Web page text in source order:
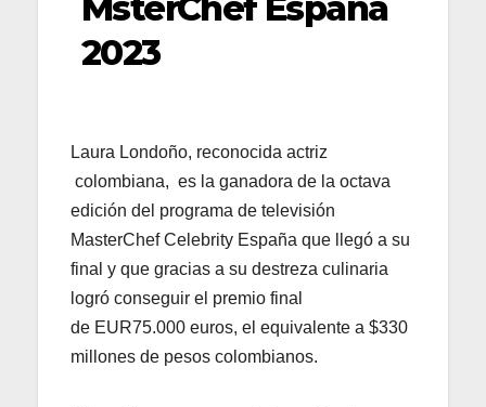
2023
Laura Londoño, reconocida actriz
colombiana, es la ganadora de la octava
edición del programa de televisión
MasterChef Celebrity España que llegó a su
final y que gracias a su destreza culinaria
logró conseguir el premio final
de EUR75.000 euros, el equivalente a $330
millones de pesos colombianos.